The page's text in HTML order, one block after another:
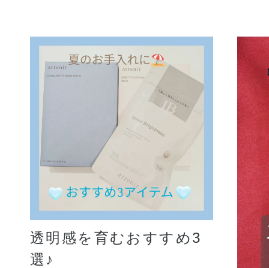
透明感を育むおすすめ3
選♪